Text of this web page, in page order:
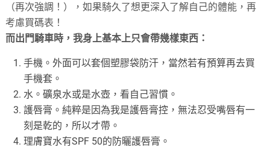
（再次強調！），如果騎久了想更深入了解自己的體能，再
考慮買碼表！
而出門騎車時，我身上基本上只會帶幾樣東西：
手機。外面可以套個塑膠袋防汗，當然若有預算再去買
手機套。
水。礦泉水或是水壺，看自己習慣。
護唇膏。純粹是因為我是護唇膏控，無法忍受嘴唇有一
刻是乾的，所以才帶。
理膚寶水有SPF 50的防曬護唇膏。